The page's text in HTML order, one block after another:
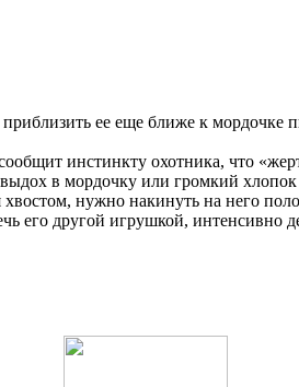
ее еще ближе к
инстинкту охотника, что
в мордочку или громкий
нужно накинуть на него
другой игрушкой, интенсивно